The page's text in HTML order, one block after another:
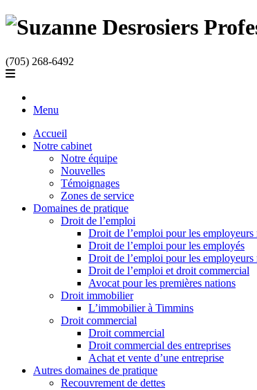
(705) 268-6492
Menu
Accueil
Notre cabinet
Notre équipe
Nouvelles
Témoignages
Zones de service
Domaines de pratique
Droit de l’emploi
Droit de l’emploi pour les
Droit de l’emploi pour les employés
Droit de l’emploi pour les
Droit de l’emploi et droit commercial
Avocat pour les premières nations
Droit immobilier
L’immobilier à Timmins
Droit commercial
Droit commercial
Droit commercial des entreprises
Achat et vente d’une entreprise
Autres domaines de pratique
Recouvrement de dettes